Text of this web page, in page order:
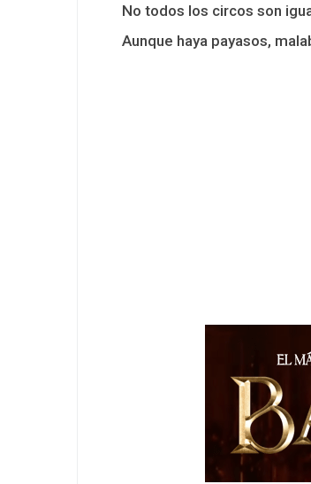
No todos los circos son
Aunque haya payasos,